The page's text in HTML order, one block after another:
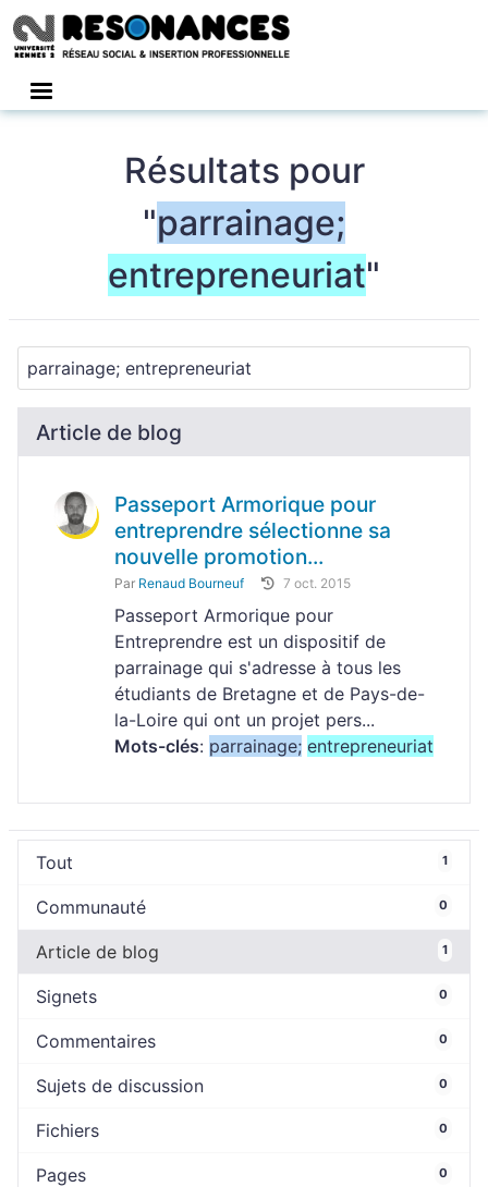
Résultats pour
"parrainage;
entrepreneuriat"
Article de blog
Passeport Armorique pour
entreprendre sélectionne sa
nouvelle promotion...
Par Renaud Bourneuf 7 oct. 2015
Passeport Armorique pour
Entreprendre est un dispositif de
parrainage qui s'adresse à tous les
étudiants de Bretagne et de Pays-de-
la-Loire qui ont un projet pers...
Mots-clés: parrainage; entrepreneuriat
Tout 1
Communauté 0
Article de blog 1
Signets 0
Commentaires 0
Sujets de discussion 0
Fichiers 0
Pages 0